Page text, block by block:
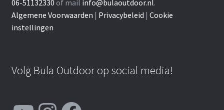
06-51132330 of mail info@bulaoutdoor.nl.
Algemene Voorwaarden | Privacybeleid | Cookie
instellingen
Volg Bula Outdoor op social media!